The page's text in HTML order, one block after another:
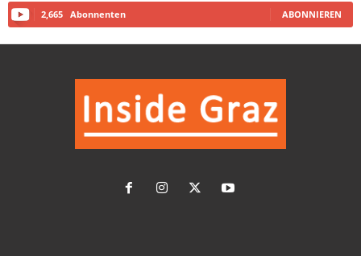
2,665 Abonnenten ABONNIEREN